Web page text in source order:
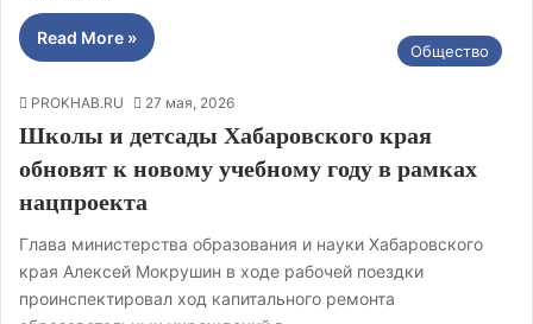
Read More »
Общество
PROKHAB.RU 27 мая, 2026
Школы и детсады Хабаровского края
обновят к новому учебному году в рамках
нацпроекта
Глава министерства образования и науки Хабаровского
края Алексей Мокрушин в ходе рабочей поездки
проинспектировал ход капитального ремонта